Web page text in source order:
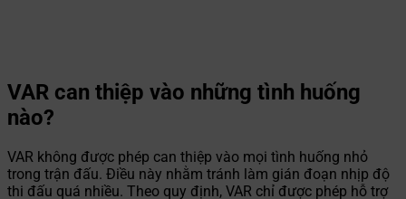
VAR can thiệp vào những tình huống
nào?
VAR không được phép can thiệp vào mọi tình huống nhỏ
trong trận đấu. Điều này nhằm tránh làm gián đoạn nhịp độ
thi đấu quá nhiều. Theo quy định, VAR chỉ được phép hỗ trợ